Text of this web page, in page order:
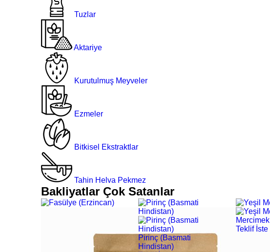
Tuzlar
Aktariye
Kurutulmuş Meyveler
Ezmeler
Bitkisel Ekstraktlar
Tahin Helva Pekmez
Bakliyatlar Çok Satanlar
Pirinç (Basmati
Hindistan)
Mercimek
Teklif İste